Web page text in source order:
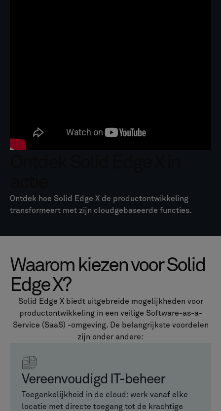
Ontdek hoe Solid Edge X de productontwikkeling
transformeert met zijn cloudgebaseerde functies.
Waarom kiezen voor Solid
Edge X?
Solid Edge X biedt uitgebreide mogelijkheden voor
productontwikkeling in een veilige Software-as-a-
Service (SaaS) -omgeving. De belangrijkste voordelen
zijn onder andere:
Vereenvoudigd IT-beheer
Toegankelijkheid in de cloud: werk vanaf elke
locatie met directe toegang tot de krachtige